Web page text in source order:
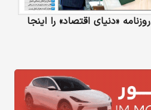
«دنیای‌ اقتصاد» را اینجا